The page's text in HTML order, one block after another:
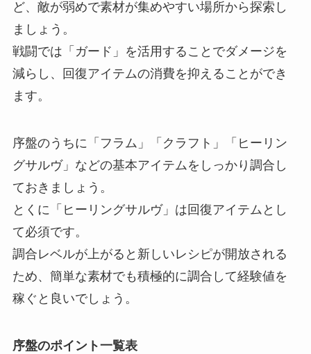
ど、敵が弱めで素材が集めやすい場所から探索し
ましょう。
戦闘では「ガード」を活用することでダメージを
減らし、回復アイテムの消費を抑えることができ
ます。
序盤のうちに「フラム」「クラフト」「ヒーリン
グサルヴ」などの基本アイテムをしっかり調合し
ておきましょう。
とくに「ヒーリングサルヴ」は回復アイテムとし
て必須です。
調合レベルが上がると新しいレシピが開放される
ため、簡単な素材でも積極的に調合して経験値を
稼ぐと良いでしょう。
序盤のポイント一覧表